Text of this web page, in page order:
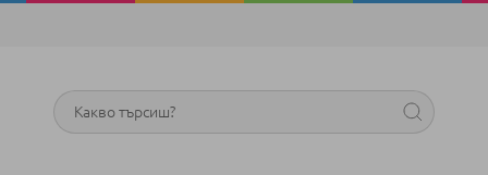
Търсене